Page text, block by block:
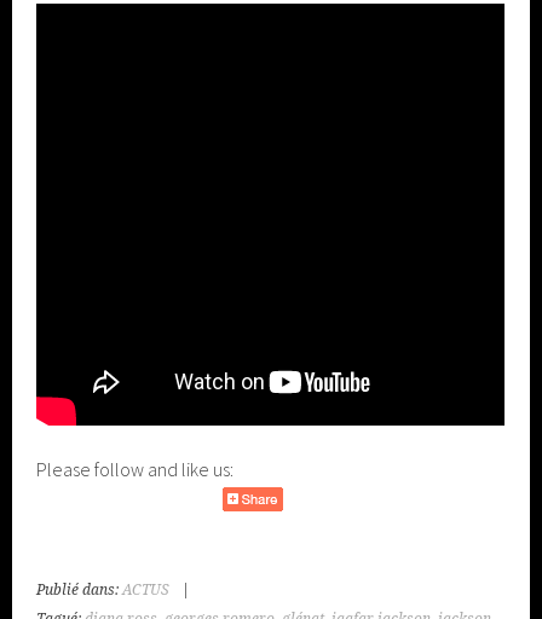
Please follow and like us:
Publié dans:ACTUS